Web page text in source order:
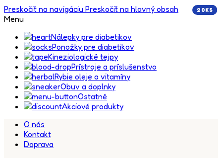
Preskočiť na navigáciu Preskočiť na hlavný obsah
Menu
Nálepky pre diabetikov
Ponožky pre diabetikov
Kineziologické tejpy
Prístroje a príslušenstvo
Rybie oleje a vitamíny
Obuv a doplnky
Ostatné
Akciové produkty
O nás
Kontakt
Doprava
5KS
5KS
5KS
20KS